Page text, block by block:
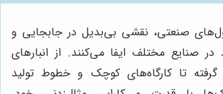
صنعتی، نقشی بی‌بدیل در جابجایی و
در صنایع مختلف ایفا می‌کنند. از انبارهای
تا کارگاه‌های کوچک و خطوط تولید